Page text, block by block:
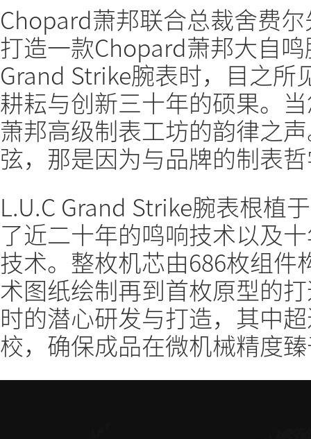
Chopard萧邦联合总裁舍费
打造一款Chopard萧邦大自
Grand Strike腕表时，目之
耕耘与创新三十年的硕果。
萧邦高级制表工坊的韵律之
弦，那是因为与品牌的制表
L.U.C Grand Strike腕表根植
了近二十年的鸣响技术以及
技术。整枚机芯由686枚组
术图纸绘制再到首枚原型的
时的潜心研发与打造，其中
校，确保成品在微机械精度